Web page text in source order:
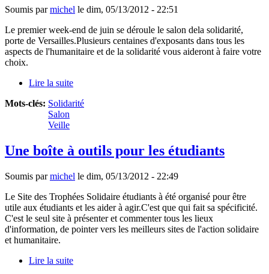
Soumis parmichel le dim, 05/13/2012 - 22:51
Le premier week-end de juin se déroule le salon dela solidarité,
porte de Versailles.Plusieurs centaines d'exposants dans tous les
aspects de l'humanitaire et de la solidarité vous aideront à faire votre
choix.
Lire la suite
Mots-clés: Solidarité
Salon
Veille
Une boîte à outils pour les étudiants
Soumis parmichel le dim, 05/13/2012 - 22:49
Le Site des Trophées Solidaire étudiants à été organisé pour être
utile aux étudiants et les aider à agir.C'est que qui fait sa spécificité.
C'est le seul site à présenter et commenter tous les lieux
d'information, de pointer vers les meilleurs sites de l'action solidaire
et humanitaire.
Lire la suite